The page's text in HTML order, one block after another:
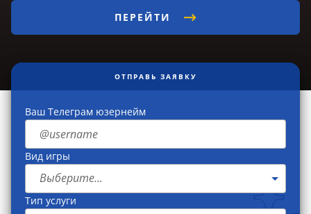
ПЕРЕЙТИ
ОТПРАВЬ ЗАЯВКУ
Ваш Телеграм юзернейм
Вид игры
Выберите...
Тип услуги